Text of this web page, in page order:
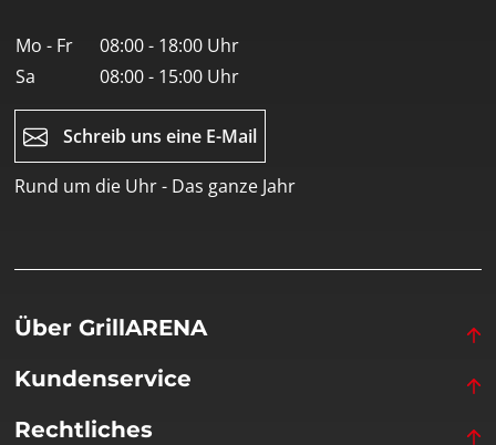
Mo - Fr
08:00 - 18:00 Uhr
Sa
08:00 - 15:00 Uhr
Schreib uns eine E-Mail
Rund um die Uhr - Das ganze Jahr
Über GrillARENA
Kundenservice
Rechtliches